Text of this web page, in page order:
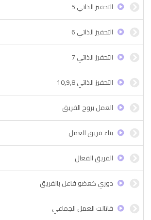
التحفيز الذاتي 5
التحفيز الذاتي 6
التحفيز الذاتي 7
التحفيز الذاتي 10,9,8
العمل بروح الفريق
بناء فريق العمل
الفريق الفعال
دوري كعضو فاعل بالفريق
قاتالت العمل الجماعي